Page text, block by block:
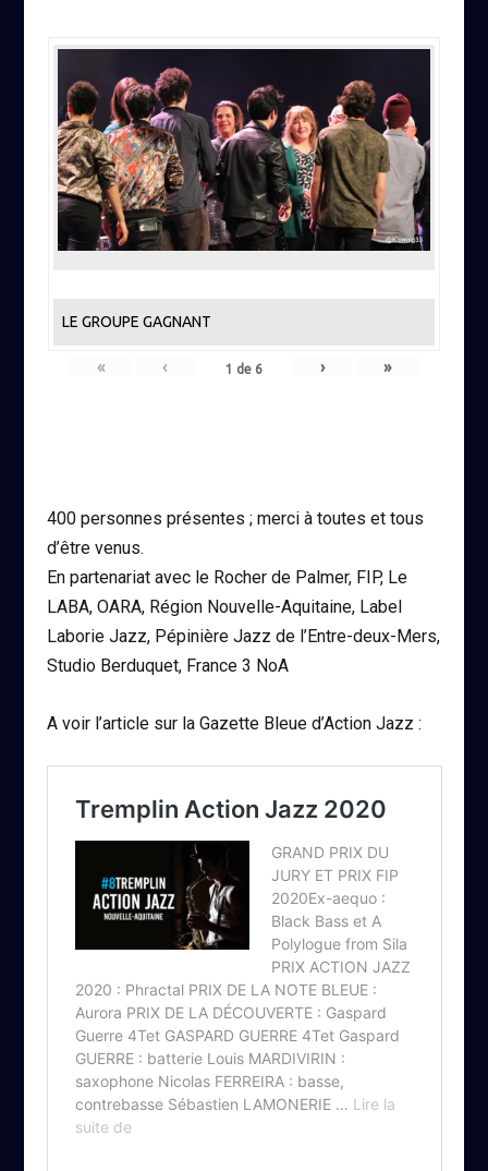
LE GROUPE GAGNANT
« ‹ 1 de 6 › »
400 personnes présentes ; merci à toutes et tous
d’être venus.
En partenariat avec le Rocher de Palmer, FIP, Le
LABA, OARA, Région Nouvelle-Aquitaine, Label
Laborie Jazz, Pépinière Jazz de l’Entre-deux-Mers,
Studio Berduquet, France 3 NoA
A voir l’article sur la Gazette Bleue d’Action Jazz :